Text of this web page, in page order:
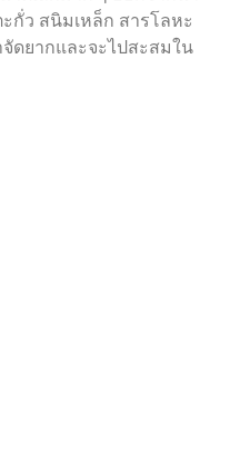
กั่ว สนิมเหล็ก สารโลหะ
ดยากและจะไปสะสมใน